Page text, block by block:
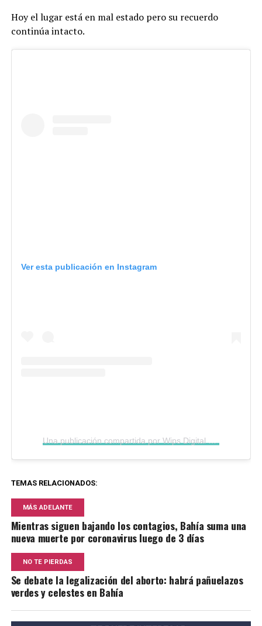
Hoy el lugar está en mal estado pero su recuerdo
continúa intacto.
Ver esta publicación en Instagram
Una publicación compartida por Wips Digital (@wipsdigital)
TEMAS RELACIONADOS:
MÁS ADELANTE
Mientras siguen bajando los contagios, Bahía suma una
nueva muerte por coronavirus luego de 3 días
NO TE PIERDAS
Se debate la legalización del aborto: habrá pañuelazos
verdes y celestes en Bahía